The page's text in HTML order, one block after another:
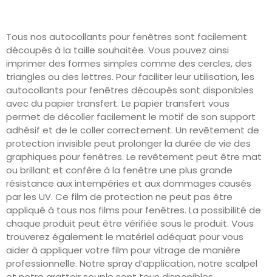
Tous nos autocollants pour fenêtres sont facilement
découpés à la taille souhaitée. Vous pouvez ainsi
imprimer des formes simples comme des cercles, des
triangles ou des lettres. Pour faciliter leur utilisation, les
autocollants pour fenêtres découpés sont disponibles
avec du papier transfert. Le papier transfert vous
permet de décoller facilement le motif de son support
adhésif et de le coller correctement. Un revêtement de
protection invisible peut prolonger la durée de vie des
graphiques pour fenêtres. Le revêtement peut être mat
ou brillant et confère à la fenêtre une plus grande
résistance aux intempéries et aux dommages causés
par les UV. Ce film de protection ne peut pas être
appliqué à tous nos films pour fenêtres. La possibilité de
chaque produit peut être vérifiée sous le produit. Vous
trouverez également le matériel adéquat pour vous
aider à appliquer votre film pour vitrage de manière
professionnelle. Notre spray d’application, notre scalpel